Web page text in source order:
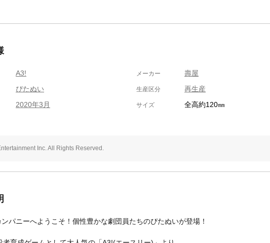
A3! メーカー 壽屋
ぴたぬい 生産区分 再生産
2020年3月 サイズ 全高約120㎜
Inc. All Rights Reserved.
パニーへようこそ！個性豊かな劇団員たちのぴたぬいが登場！